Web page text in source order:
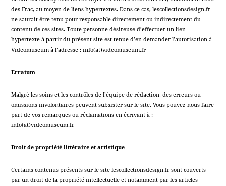
des Frac, au moyen de liens hypertextes. Dans ce cas, lescollectionsdesign.fr
ne saurait être tenu pour responsable directement ou indirectement du
contenu de ces sites. Toute personne désireuse d’effectuer un lien
hypertexte à partir du présent site est tenue d’en demander l’autorisation à
Videomuseum à l’adresse : info(at)videomuseum.fr
Erratum
Malgré les soins et les contrôles de l’équipe de rédaction, des erreurs ou
omissions involontaires peuvent subsister sur le site. Vous pouvez nous faire
part de vos remarques ou réclamations en écrivant à :
info(at)videomuseum.fr
Droit de propriété littéraire et artistique
Certains contenus présents sur le site lescollectionsdesign.fr sont couverts
par un droit de la propriété intellectuelle et notamment par les articles